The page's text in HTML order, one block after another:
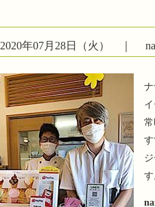
2020年07月28日（火） ｜
す